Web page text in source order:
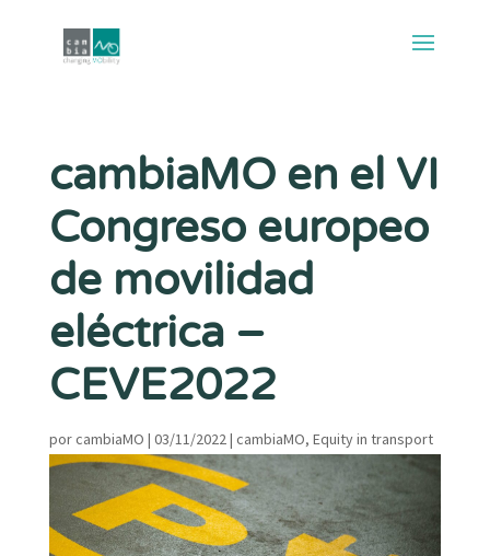
cambiaMO en el VI
Congreso europeo
de movilidad
eléctrica –
CEVE2022
porcambiaMO | 03/11/2022| cambiaMO, Equity in transport